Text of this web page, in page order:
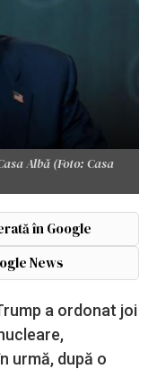
Albă (Foto: Casa
în Google
News
a ordonat joi
urmă, după o